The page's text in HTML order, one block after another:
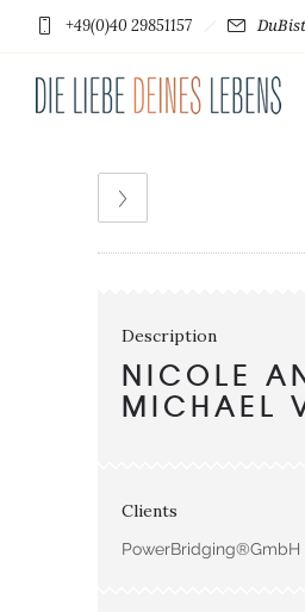
+49(0)40 29851157
Description
NICOLE
MICHAEL
Clients
PowerBridging®GmbH